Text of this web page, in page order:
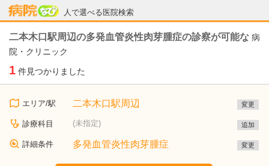
人で選べる医院検索
病院なび
二本木口駅周辺の多発血管炎性肉芽腫症の診察が可能な 病
院・クリニック
1 件見つかりました
エリア/駅 二本木口駅周辺 変更
診療科目 (未指定) 追加
詳細条件 多発血管炎性肉芽腫症 変更